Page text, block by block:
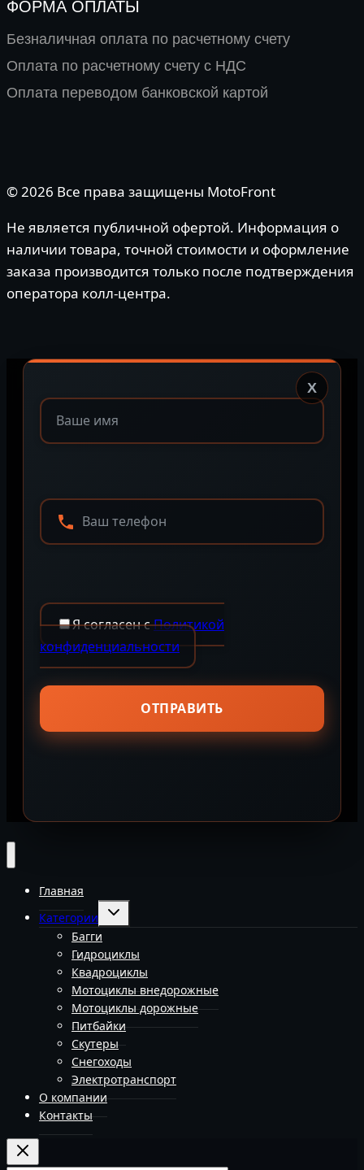
ФОРМА ОПЛАТЫ
Безналичная оплата по расчетному счету
Оплата по расчетному счету с НДС
Оплата переводом банковской картой
© 2026 Все права защищены MotoFront
Не является публичной офертой. Информация о
наличии товара, точной стоимости и оформление
заказа производится только после подтверждения
оператора колл-центра.
Я согласен сПолитикой
конфиденциальности
X
Главная
Категории
Переключить
дочернее
меню
Багги
Гидроциклы
Квадроциклы
Мотоциклы внедорожные
Мотоциклы дорожные
Питбайки
Скутеры
Снегоходы
Электротранспорт
О компании
Контакты